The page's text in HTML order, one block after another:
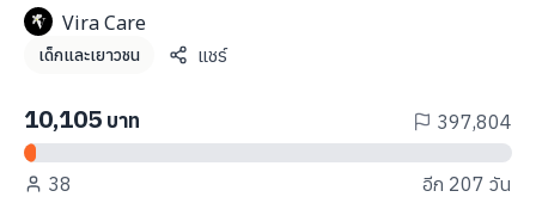
นโยบายความเป็นส่วนตัว
นโยบายการใช้งานคุกกี้
ภาษา
Vira Care
เด็กและเยาวชน แชร์
10,105 บาท 397,804
38 อีก 207 วัน